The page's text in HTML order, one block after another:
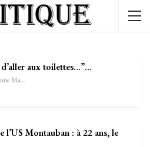
d’aller aux toilettes…”…
Sébastien-Étienne Marechal
l’US Montauban : à 22 ans, le